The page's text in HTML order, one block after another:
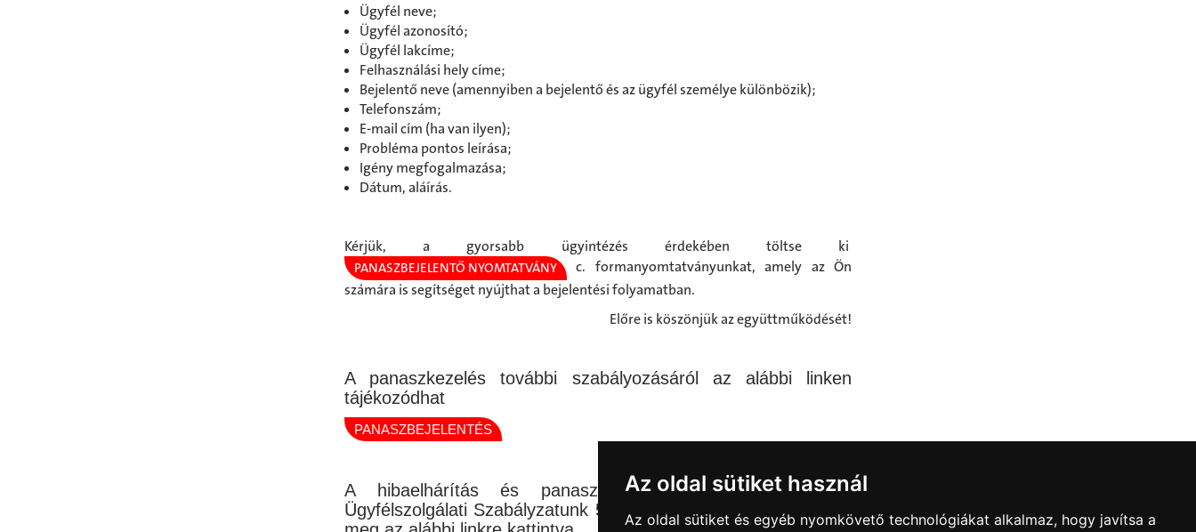
Az oldal sütiket használ
Az oldal sütiket és egyéb nyomkövető technológiákat alkalmaz, hogy javítsa a
Ügyfél neve;
Ügyfél azonosító;
Ügyfél lakcíme;
Felhasználási hely címe;
Bejelentő neve (amennyiben a bejelentő és az ügyfél személye különbözik);
Telefonszám;
E-mail cím (ha van ilyen);
Probléma pontos leírása;
Igény megfogalmazása;
Dátum, aláírás.
Kérjük, a gyorsabb ügyintézés érdekében töltse ki
PANASZBEJELENTŐ NYOMTATVÁNY
c. formanyomtatványunkat, amely az Ön
számára is segítséget nyújthat a bejelentési folyamatban.
Előre is köszönjük az együttműködését!
A panaszkezelés további szabályozásáról az alábbi linken
tájékozódhat
PANASZBEJELENTÉS
A hibaelhárítás és panaszkezelés eljárási rendjét az
Ügyfélszolgálati Szabályzatunk 5.2. és 5.4. pontjában találhatjál